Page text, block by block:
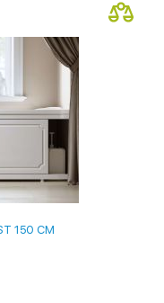
150 СМ